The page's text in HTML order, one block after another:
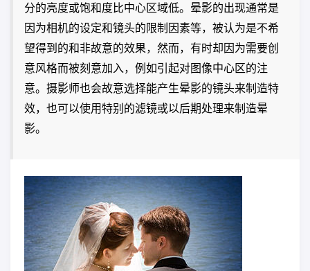
分的亮度或饱和度比中心区域低。晕影的出现通常是
因为相机的设定和镜头的限制因素等，被认为是不希
望得到的和非故意的效果，然而，有时却因为需要创
意风格而被刻意加入，例如引起对图像中心区的注
意。摄影师也会故意选择能产生晕影的镜头来制造特
效，也可以使用特别的滤镜或以后期处理来制造晕
影。